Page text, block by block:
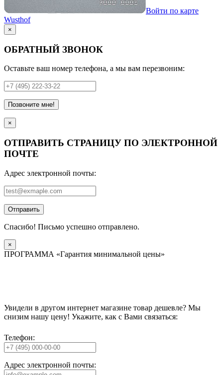
Войти по карте
Wusthof
×
ОБРАТНЫЙ ЗВОНОК
Оставьте ваш номер телефона, а мы вам перезвоним:
Позвоните мне!
×
ОТПРАВИТЬ СТРАНИЦУ ПО ЭЛЕКТРОННОЙ
ПОЧТЕ
Адрес электронной почты:
Отправить
Спасибо! Письмо успешно отправлено.
×
ПРОГРАММА «Гарантия минимальной цены»
Увидели в другом интернет магазине товар дешевле? Мы
снизим нашу цену! Укажите, как с Вами связаться:
Телефон:
Адрес электронной почты: